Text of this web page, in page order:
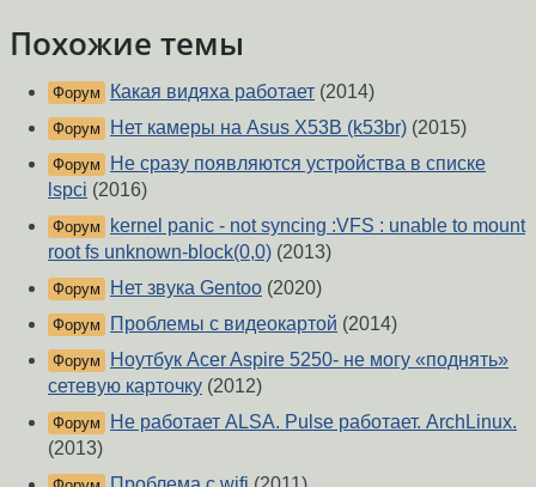
Похожие темы
Форум Какая видяха работает (2014)
Форум Нет камеры на Asus X53B (k53br) (2015)
Форум
Не сразу появляются устройства в списке
lspci (2016)
Форум
kernel panic - not syncing :VFS : unable to mount
root fs unknown-block(0,0) (2013)
Форум Нет звука Gentoo (2020)
Форум Проблемы с видеокартой (2014)
Форум
Ноутбук Acer Aspire 5250- не могу «поднять»
сетевую карточку (2012)
Форум
Не работает ALSA. Pulse работает. ArchLinux.
(2013)